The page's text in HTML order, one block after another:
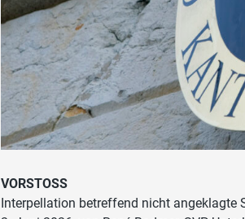
VORSTOSS
Interpellation betreffend nicht angeklagte